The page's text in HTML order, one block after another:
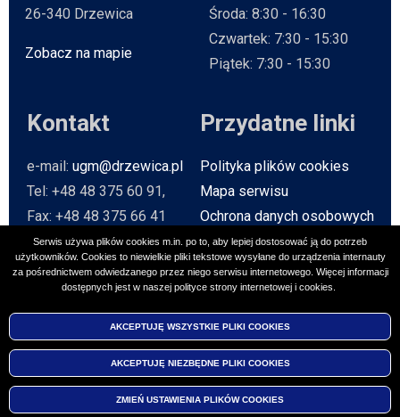
26-340 Drzewica
Zobacz na mapieWill open in new tab
Środa: 8:30 - 16:30
Czwartek: 7:30 - 15:30
Piątek: 7:30 - 15:30
Kontakt
e-mail: ugm@drzewica.pl
Tel: +48 48 375 60 91,
Fax: +48 48 375 66 41
Przydatne linki
Polityka plików cookies
Mapa serwisu
Ochrona danych osobowych
Baza Teleadresowa
Strona archiwalnaWill open in
Social media
2026 © UM Drzewica Created byVOBACOM
Serwis używa plików cookies m.in. po to, aby lepiej dostosować ją do potrzeb
użytkowników. Cookies to niewielkie pliki tekstowe wysyłane do urządzenia internauty
za pośrednictwem odwiedzanego przez niego serwisu internetowego. Więcej informacji
dostępnych jest w naszej polityce strony internetowej i cookies.
AKCEPTUJĘ WSZYSTKIE PLIKI COOKIES
AKCEPTUJĘ NIEZBĘDNE PLIKI COOKIES
ZMIEŃ USTAWIENIA PLIKÓWCOOKIES